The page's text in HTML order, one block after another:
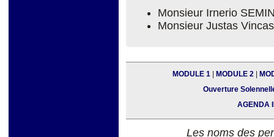
Monsieur Irnerio
Monsieur Justas
MODULE 1| MODULE 2|
Ouverture
AGENDA
Les noms des